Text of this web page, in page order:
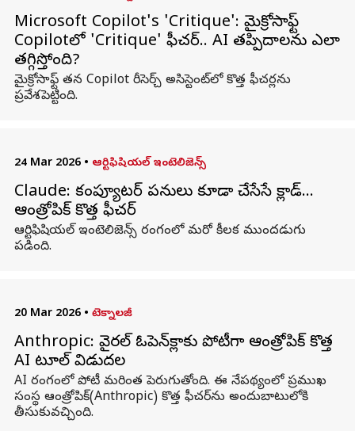
Microsoft Copilot's 'Critique': మైక్రోసాఫ్ట్
Copilotలో 'Critique' ఫీచర్.. AI తప్పిదాలను ఎలా
తగ్గిస్తోంది?
మైక్రోసాఫ్ట్ తన Copilot రీసెర్చ్ అసిస్టెంట్‌లో కొత్త ఫీచర్లను
ప్రవేశపెట్టింది.
24 Mar 2026 • ఆర్టిఫిషియల్ ఇంటెలిజెన్స్
Claude: కంప్యూటర్ పనులు కూడా చేసేసే క్లాడ్…
ఆంత్రోపిక్ కొత్త ఫీచర్
ఆర్టిఫిషియల్ ఇంటెలిజెన్స్ రంగంలో మరో కీలక ముందడుగు
పడింది.
20 Mar 2026 • టెక్నాలజీ
Anthropic: వైరల్ ఓపెన్‌క్లాకు పోటీగా ఆంత్రోపిక్ కొత్త
AI టూల్ విడుదల
AI రంగంలో పోటీ మరింత పెరుగుతోంది. ఈ నేపథ్యంలో ప్రముఖ
సంస్థ ఆంత్రోపిక్(Anthropic) కొత్త ఫీచర్‌ను అందుబాటులోకి
తీసుకువచ్చింది.